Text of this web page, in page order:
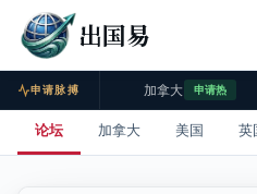
出国易
申请脉搏 加拿大 申请热
论坛 加拿大 美国 英